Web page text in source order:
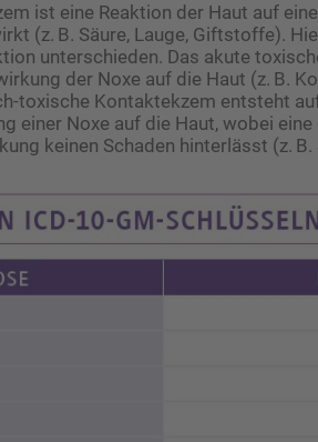
ist eine Reaktion der Haut auf
(z. B. Säure, Lauge, Giftstoffe).
unterschieden. Das akute
der Noxe auf die Haut (z. B.
toxische Kontaktekzem entsteht
einer Noxe auf die Haut, wobei
keinen Schaden hinterlässt (z. B.